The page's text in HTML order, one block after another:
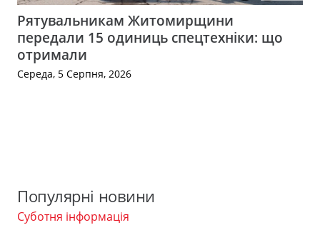
Рятувальникам Житомирщини
передали 15 одиниць спецтехніки: що
отримали
Середа, 5 Серпня, 2026
Популярні новини
Суботня інформація